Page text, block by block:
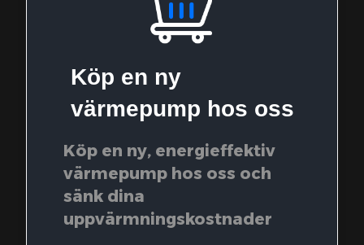
Köp en ny
värmepump hos oss
Köp en ny, energieffektiv
värmepump hos oss och
sänk dina
uppvärmningskostnader